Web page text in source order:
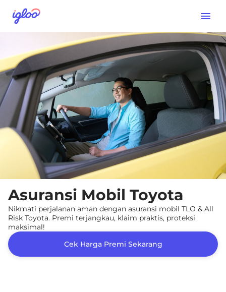
Asuransi Mobil Toyota
Nikmati perjalanan aman dengan asuransi mobil TLO & All
Risk Toyota. Premi terjangkau, klaim praktis, proteksi
maksimal!
Cek Harga Premi Sekarang